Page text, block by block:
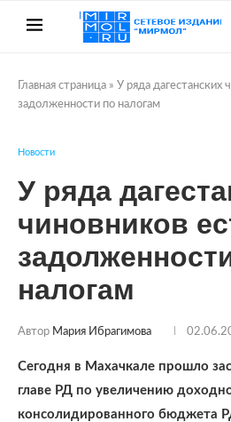
Главная страница » У ряда дагестанских
задолженности по налогам
Новости
У ряда
чиновников
налогам
Автор Мария Ибрагимова
Сегодня в Махачкале прошло
главе РД по увеличению
консолидированного бюджета